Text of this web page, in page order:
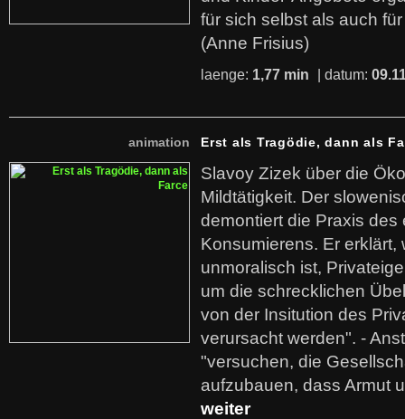
für sich selbst als auch
(Anne Frisius)
laenge: 1,77 min | datum:
animation Erst als Tragödie, dann als
Slavoy Zizek über die
Mildtätigkeit. Der
demontiert die Praxis des
Konsumierens. Er erklärt,
unmoralisch ist,
um die schrecklichen
von der Insitution des
verursacht werden". -
"versuchen, die
aufzubauen, dass Armut
weiter